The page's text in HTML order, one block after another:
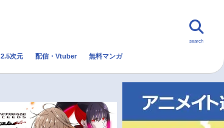
トレンド 無料マンガ
search
2.5次元 配信・Vtuber 無料マンガ